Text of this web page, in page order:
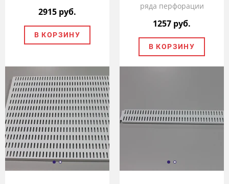
2915 руб.
В КОРЗИНУ
ряда перфорации
1257 руб.
В КОРЗИНУ